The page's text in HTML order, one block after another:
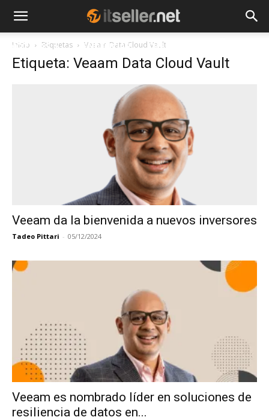
NOTICIAS TENDENCIAS EMPRESAS
Inicio Etiquetas Veaam Data Cloud Vault
Etiqueta: Veaam Data Cloud Vault
Veeam da la bienvenida a nuevos inversores
Tadeo Pittari - 05/12/2024
Veeam es nombrado líder en soluciones de
resiliencia de datos en...